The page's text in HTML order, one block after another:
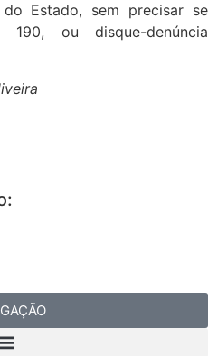
Estado, sem precisar se
ou disque-denúncia